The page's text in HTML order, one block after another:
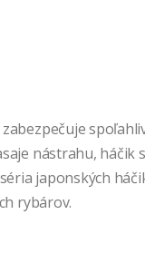
nástrahu, háčik
japonských
rybárov.